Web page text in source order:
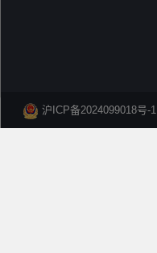
沪ICP备2024099018号-1